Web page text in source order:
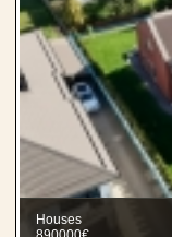
Houses